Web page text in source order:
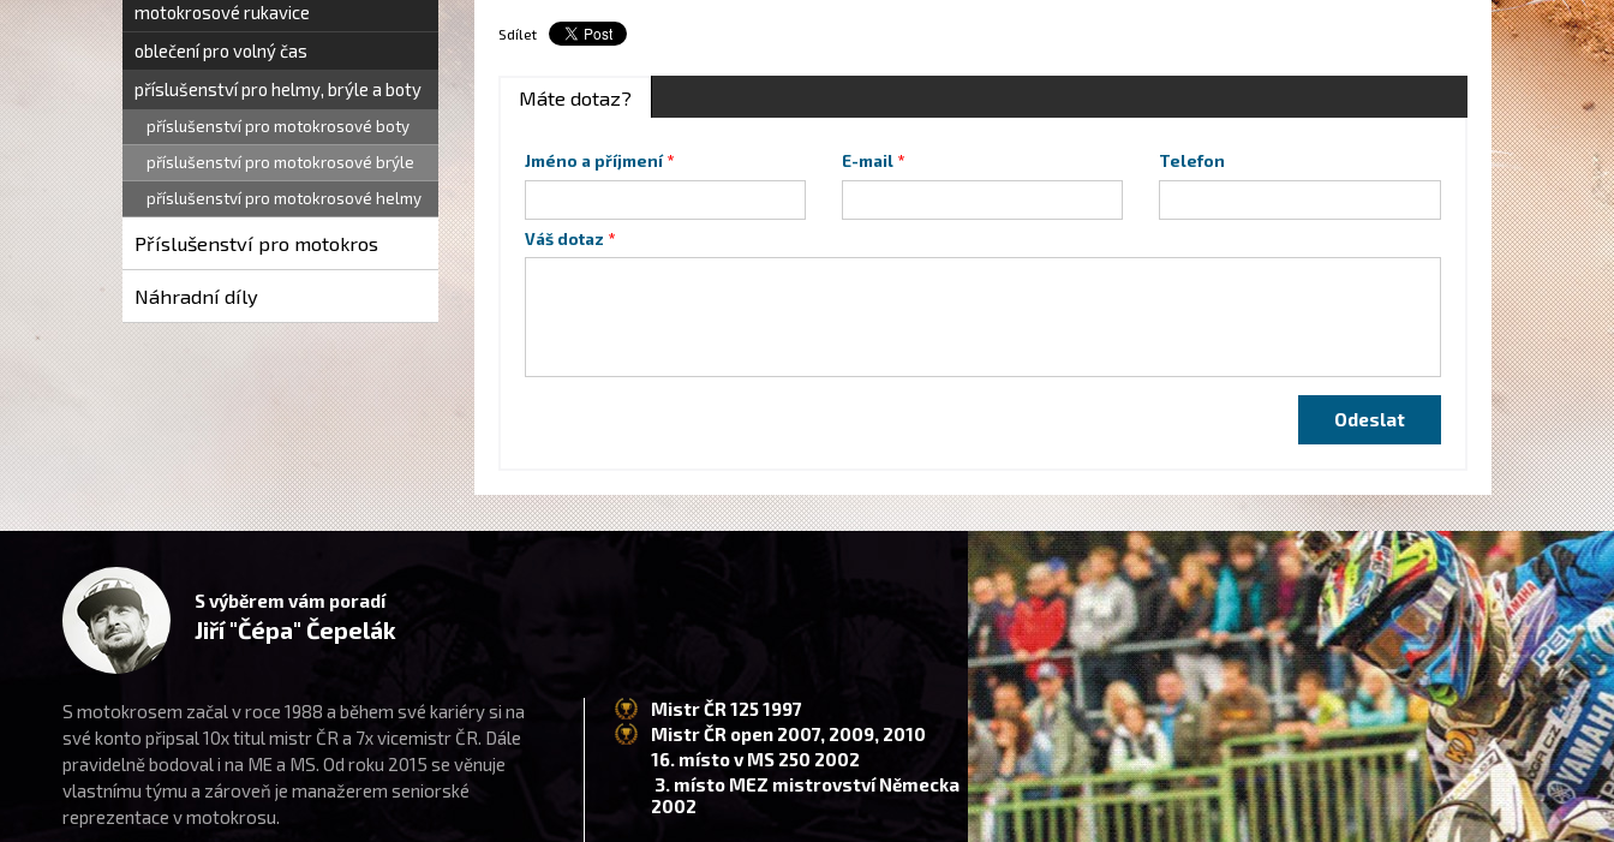
motokrosové rukavice
oblečení pro volný čas
příslušenství pro helmy, brýle a boty
příslušenství pro motokrosové boty
příslušenství pro motokrosové brýle
příslušenství pro motokrosové helmy
Příslušenství pro motokros
Náhradní díly
Sdílet
Máte dotaz?
Jméno a příjmení E-mail Telefon
Váš dotaz
S výběrem vám poradí
Jiří "Čépa" Čepelák
S motokrosem začal v roce 1988 a během své kariéry si na
své konto připsal 10x titul mistr ČR a 7x vicemistr ČR. Dále
pravidelně bodoval i na ME a MS. Od roku 2015 se věnuje
vlastnímu týmu a zároveň je manažerem seniorské
reprezentace v motokrosu.
Mistr ČR 125 1997
Mistr ČR open 2007, 2009, 2010
16. místo v MS 250 2002
3. místo MEZ mistrovství Německa
2002